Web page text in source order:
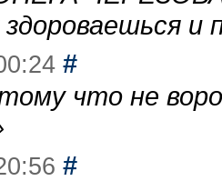
здороваешься
#
что не
#